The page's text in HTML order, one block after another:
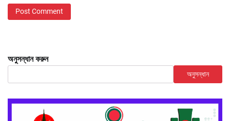
অনুসন্ধান করুন
অনুসন্ধান